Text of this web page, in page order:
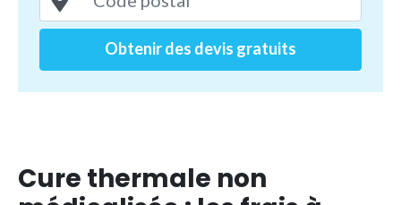
Obtenir des devis gratuits
Cure thermale non